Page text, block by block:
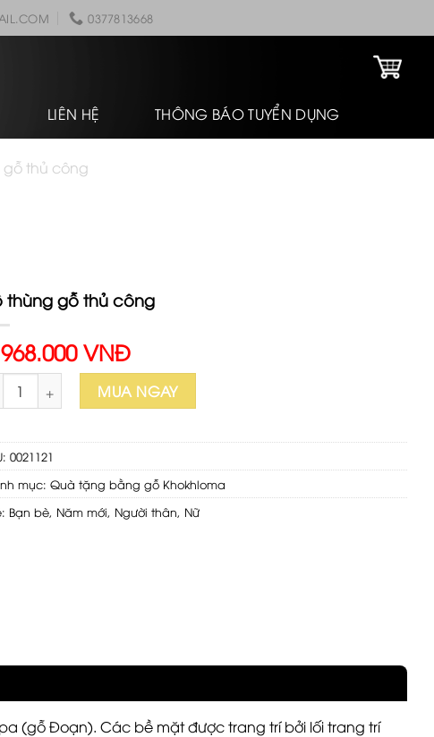
0377813668
LIÊN HỆ THÔNG BÁO TUYỂN DỤNG
gỗ thủ công
thùng gỗ thủ công
VNĐ
thùng gỗ thủ công số lượng
MUA NGAY
0021121
mục: Quà tặng bằng gỗ Khokhloma
Bạn bè, Năm mới, Người thân, Nữ
(gỗ Đoạn). Các bề mặt được trang trí bởi lối trang trí